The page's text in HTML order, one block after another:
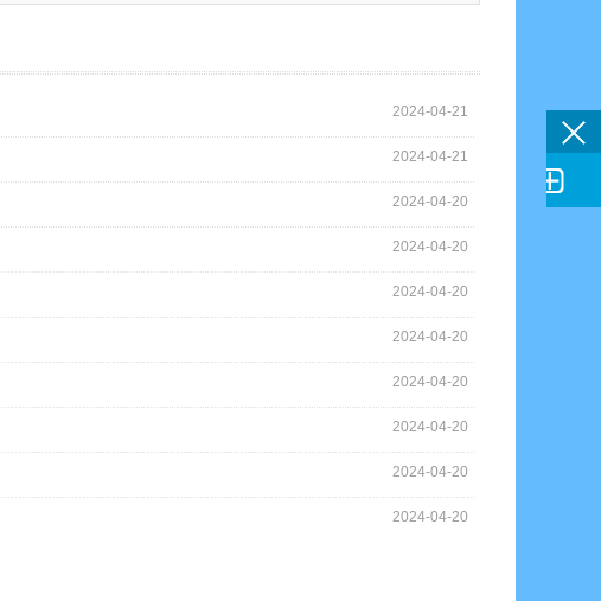
2024-04-21
2024-04-21
2024-04-20
2024-04-20
2024-04-20
2024-04-20
2024-04-20
2024-04-20
2024-04-20
2024-04-20
